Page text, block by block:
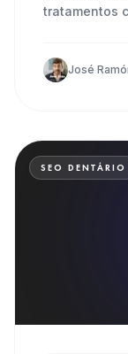
tratamentos
José
SEO DENTÁRIO